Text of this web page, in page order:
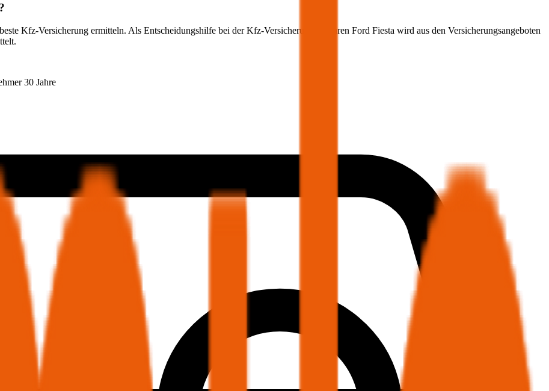
?
Kfz-Versicherung ermitteln. Als Entscheidungshilfe bei der Kfz-Versicherung für Ihren Ford Fiesta wird aus den Versicherungsangeboten
30 Jahre